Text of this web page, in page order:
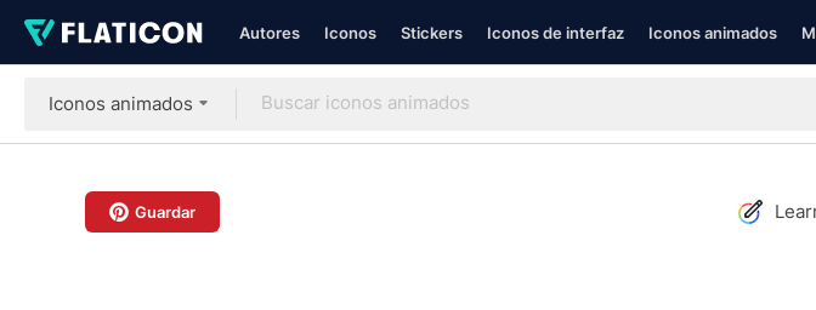
Autores Iconos Stickers Iconos de interfaz Iconos animados
Iconos animados
Guardar